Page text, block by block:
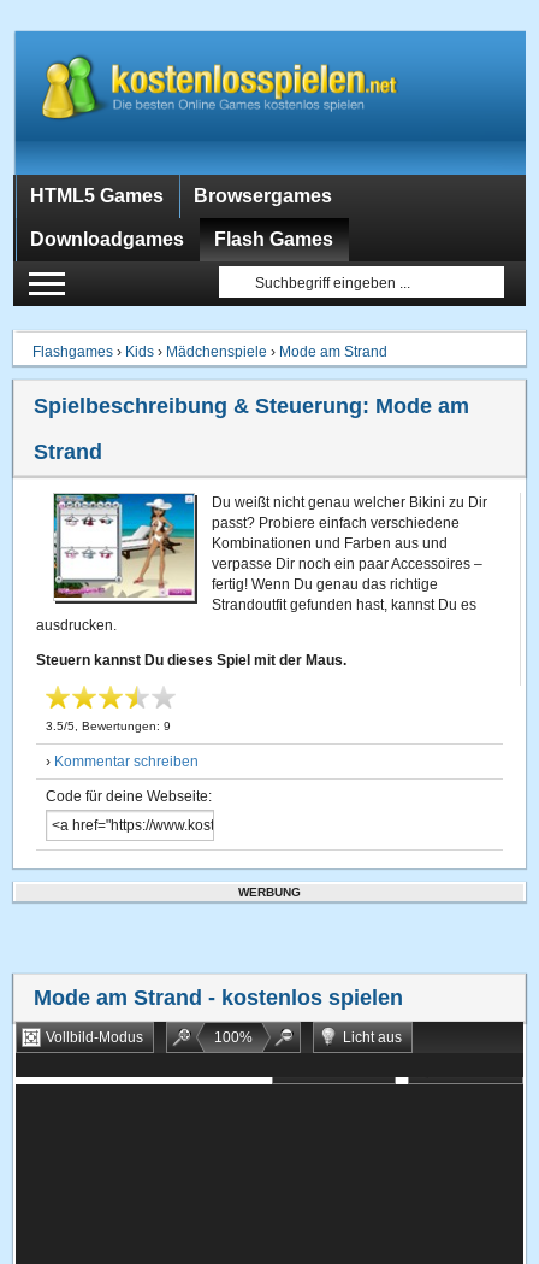
HTML5 Games Browsergames
Downloadgames Flash Games
Flashgames › Kids › Mädchenspiele › Mode am Strand
Spielbeschreibung & Steuerung: Mode am
Strand
Du weißt nicht genau welcher Bikini zu Dir
passt? Probiere einfach verschiedene
Kombinationen und Farben aus und
verpasse Dir noch ein paar Accessoires –
fertig! Wenn Du genau das richtige
Strandoutfit gefunden hast, kannst Du es
ausdrucken.
Steuern kannst Du dieses Spiel mit der Maus.
3.5/5 , Bewertungen:9
› Kommentar schreiben
Code für deine Webseite:
WERBUNG
Mode am Strand - kostenlos spielen
Vollbild-Modus 100%
Licht aus